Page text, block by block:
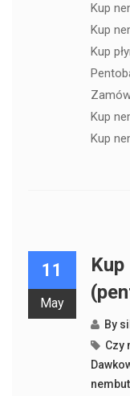
Kup
Kup
Kup
Kup
Kup
11
May
By
Czy